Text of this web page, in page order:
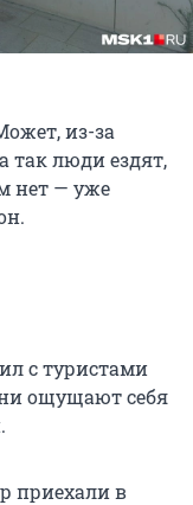
из-за
так люди ездят,
нет — уже
с туристами
ощущают себя
приехали в